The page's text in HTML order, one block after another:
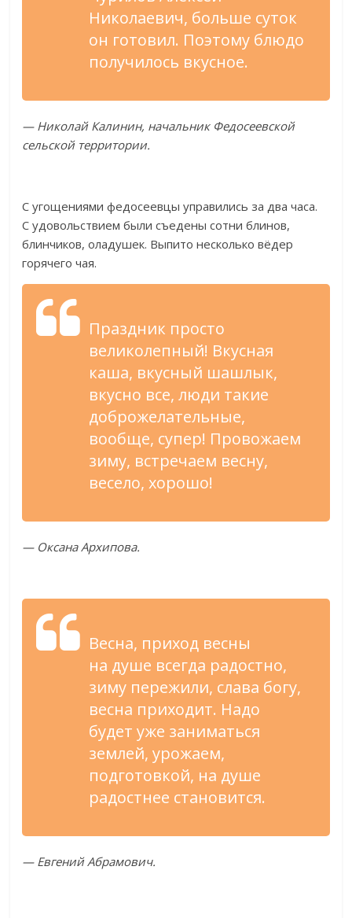
Николаевич, больше суток
он готовил. Поэтому блюдо
получилось вкусное.
— Николай Калинин, начальник Федосеевской
сельской территории.
С угощениями федосеевцы управились за два часа.
С удовольствием были съедены сотни блинов,
блинчиков, оладушек. Выпито несколько вёдер
горячего чая.
Праздник просто
великолепный! Вкусная
каша, вкусный шашлык,
вкусно все, люди такие
доброжелательные,
вообще, супер! Провожаем
зиму, встречаем весну,
весело, хорошо!
— Оксана Архипова.
Весна, приход весны
на душе всегда радостно,
зиму пережили, слава богу,
весна приходит. Надо
будет уже заниматься
землей, урожаем,
подготовкой, на душе
радостнее становится.
— Евгений Абрамович.